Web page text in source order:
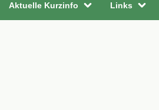
Aktuelle Kurzinfo Links